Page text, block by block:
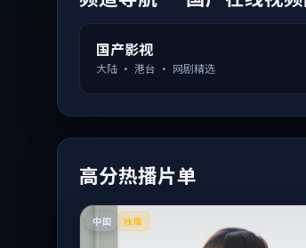
国产影视
大陆 · 港台 · 网剧精选
高分热播片单
中国 独播